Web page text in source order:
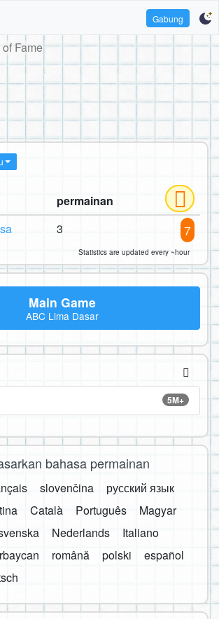
Gabung
Fame
permainan
3 7
Statistics are updated every ~hour
Main Game
ABC Lima Dasar
5M+
bahasa permainan
slovenčina
русский язык
Català Português
Magyar
Nederlands
Italiano
română polski
español